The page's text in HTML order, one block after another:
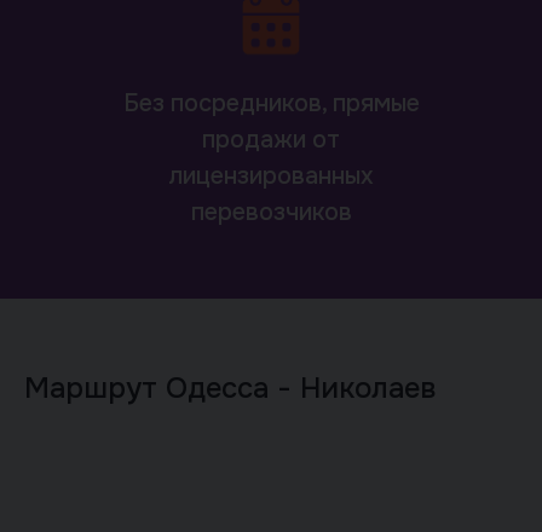
Без посредников, прямые
продажи от
лицензированных
перевозчиков
Маршрут Одесса - Николаев